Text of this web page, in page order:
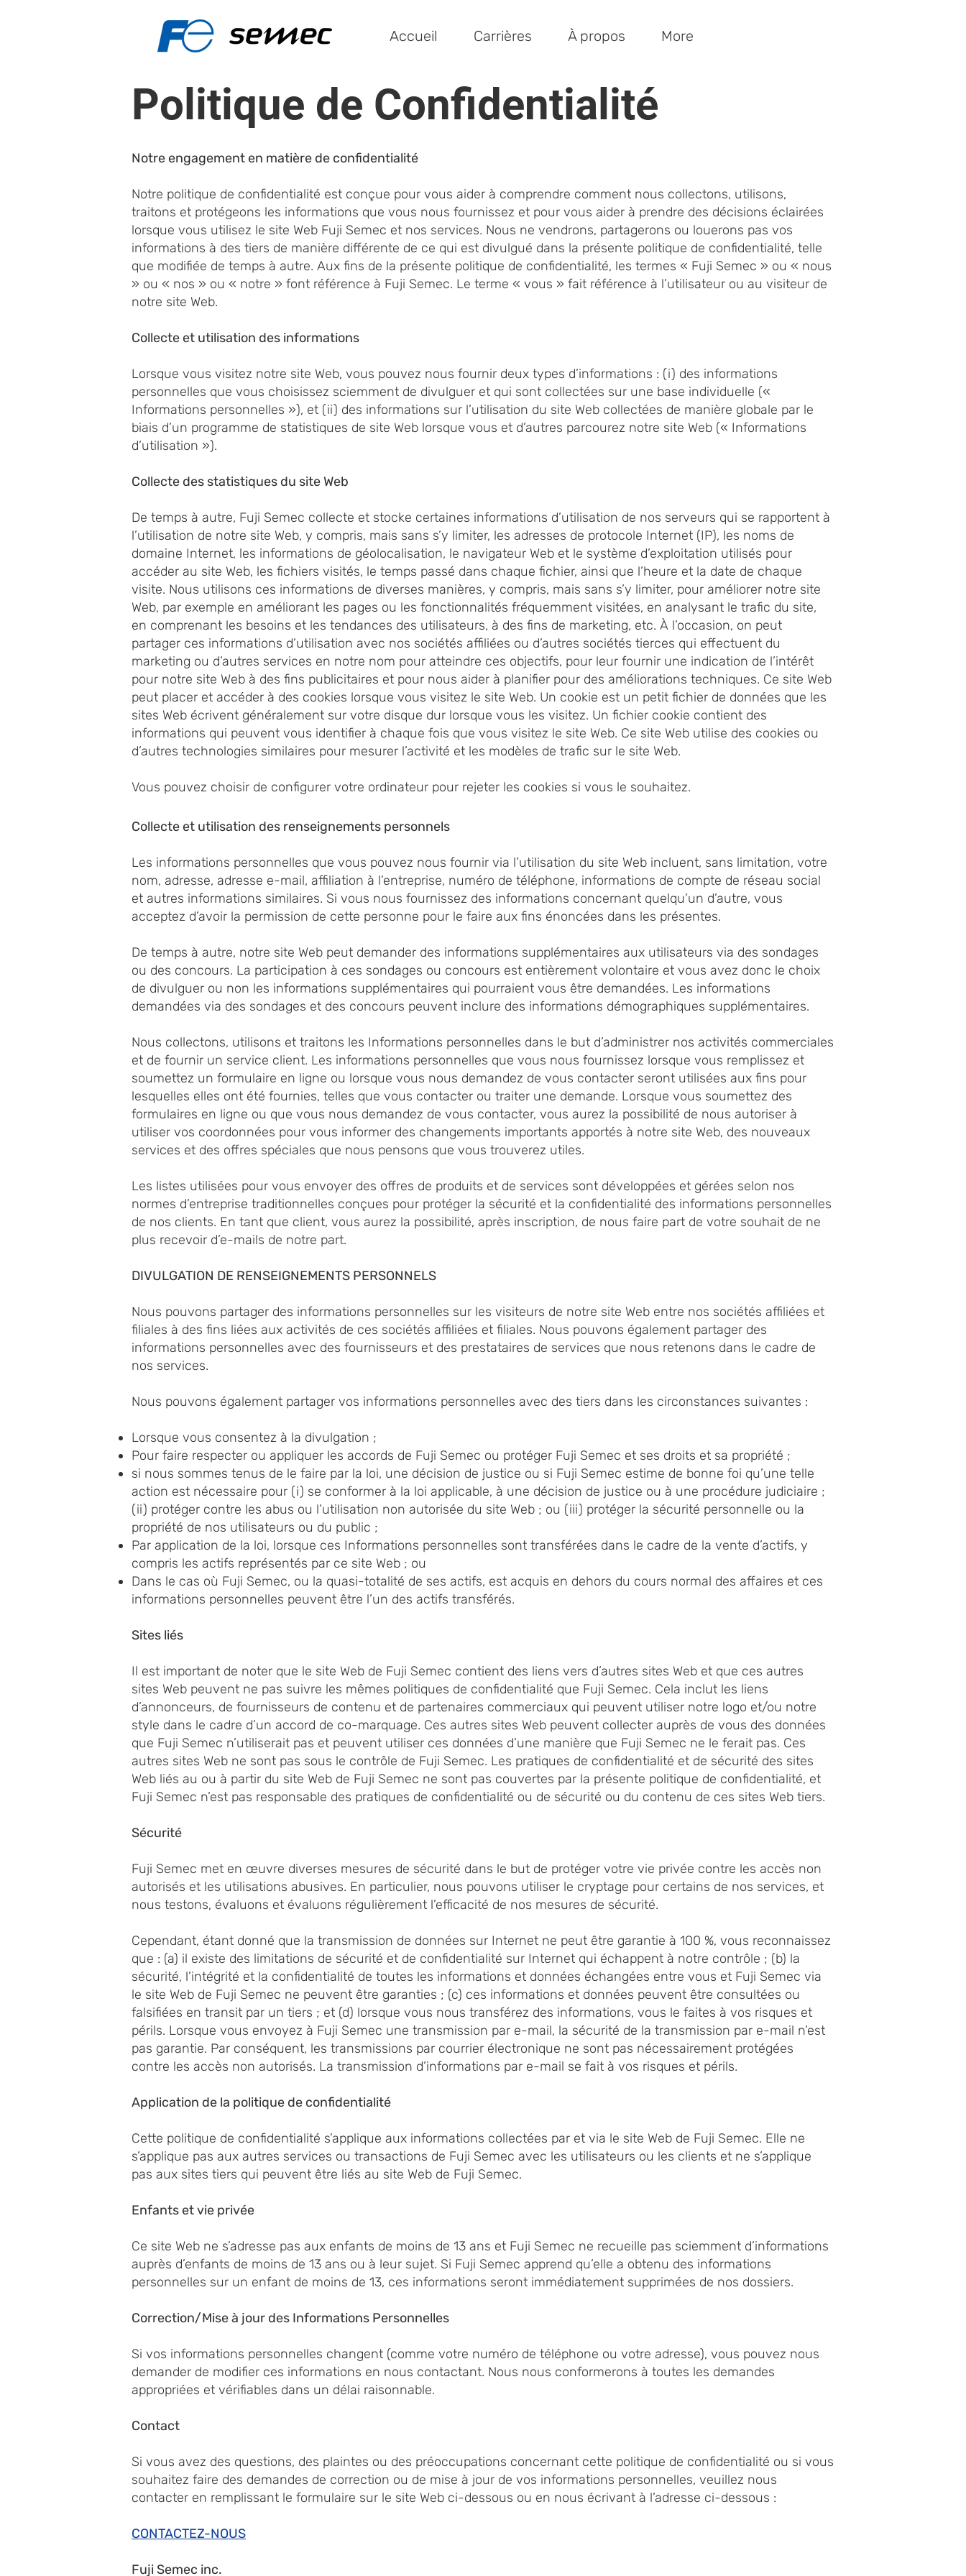
Accueil Carrières À propos More
Politique de Confidentialité
Notre engagement en matière de confidentialité
Notre politique de confidentialité est conçue pour vous aider à comprendre comment nous collectons, utilisons,
traitons et protégeons les informations que vous nous fournissez et pour vous aider à prendre des décisions éclairées
lorsque vous utilisez le site Web Fuji Semec et nos services. Nous ne vendrons, partagerons ou louerons pas vos
informations à des tiers de manière différente de ce qui est divulgué dans la présente politique de confidentialité, telle
que modifiée de temps à autre. Aux fins de la présente politique de confidentialité, les termes « Fuji Semec » ou « nous
» ou « nos » ou « notre » font référence à Fuji Semec. Le terme « vous » fait référence à l’utilisateur ou au visiteur de
notre site Web.
Collecte et utilisation des informations
Lorsque vous visitez notre site Web, vous pouvez nous fournir deux types d’informations : (i) des informations
personnelles que vous choisissez sciemment de divulguer et qui sont collectées sur une base individuelle («
Informations personnelles »), et (ii) des informations sur l’utilisation du site Web collectées de manière globale par le
biais d’un programme de statistiques de site Web lorsque vous et d’autres parcourez notre site Web (« Informations
d’utilisation »).
Collecte des statistiques du site Web
De temps à autre, Fuji Semec collecte et stocke certaines informations d’utilisation de nos serveurs qui se rapportent à
l’utilisation de notre site Web, y compris, mais sans s’y limiter, les adresses de protocole Internet (IP), les noms de
domaine Internet, les informations de géolocalisation, le navigateur Web et le système d’exploitation utilisés pour
accéder au site Web, les fichiers visités, le temps passé dans chaque fichier, ainsi que l’heure et la date de chaque
visite. Nous utilisons ces informations de diverses manières, y compris, mais sans s’y limiter, pour améliorer notre site
Web, par exemple en améliorant les pages ou les fonctionnalités fréquemment visitées, en analysant le trafic du site,
en comprenant les besoins et les tendances des utilisateurs, à des fins de marketing, etc. À l’occasion, on peut
partager ces informations d’utilisation avec nos sociétés affiliées ou d’autres sociétés tierces qui effectuent du
marketing ou d’autres services en notre nom pour atteindre ces objectifs, pour leur fournir une indication de l’intérêt
pour notre site Web à des fins publicitaires et pour nous aider à planifier pour des améliorations techniques. Ce site Web
peut placer et accéder à des cookies lorsque vous visitez le site Web. Un cookie est un petit fichier de données que les
sites Web écrivent généralement sur votre disque dur lorsque vous les visitez. Un fichier cookie contient des
informations qui peuvent vous identifier à chaque fois que vous visitez le site Web. Ce site Web utilise des cookies ou
d’autres technologies similaires pour mesurer l’activité et les modèles de trafic sur le site Web.
Vous pouvez choisir de configurer votre ordinateur pour rejeter les cookies si vous le souhaitez.
Collecte et utilisation des renseignements personnels
Les informations personnelles que vous pouvez nous fournir via l’utilisation du site Web incluent, sans limitation, votre
nom, adresse, adresse e-mail, affiliation à l’entreprise, numéro de téléphone, informations de compte de réseau social
et autres informations similaires. Si vous nous fournissez des informations concernant quelqu’un d’autre, vous
acceptez d’avoir la permission de cette personne pour le faire aux fins énoncées dans les présentes.
De temps à autre, notre site Web peut demander des informations supplémentaires aux utilisateurs via des sondages
ou des concours. La participation à ces sondages ou concours est entièrement volontaire et vous avez donc le choix
de divulguer ou non les informations supplémentaires qui pourraient vous être demandées. Les informations
demandées via des sondages et des concours peuvent inclure des informations démographiques supplémentaires.
Nous collectons, utilisons et traitons les Informations personnelles dans le but d’administrer nos activités commerciales
et de fournir un service client. Les informations personnelles que vous nous fournissez lorsque vous remplissez et
soumettez un formulaire en ligne ou lorsque vous nous demandez de vous contacter seront utilisées aux fins pour
lesquelles elles ont été fournies, telles que vous contacter ou traiter une demande. Lorsque vous soumettez des
formulaires en ligne ou que vous nous demandez de vous contacter, vous aurez la possibilité de nous autoriser à
utiliser vos coordonnées pour vous informer des changements importants apportés à notre site Web, des nouveaux
services et des offres spéciales que nous pensons que vous trouverez utiles.
Les listes utilisées pour vous envoyer des offres de produits et de services sont développées et gérées selon nos
normes d’entreprise traditionnelles conçues pour protéger la sécurité et la confidentialité des informations personnelles
de nos clients. En tant que client, vous aurez la possibilité, après inscription, de nous faire part de votre souhait de ne
plus recevoir d’e-mails de notre part.
DIVULGATION DE RENSEIGNEMENTS PERSONNELS
Nous pouvons partager des informations personnelles sur les visiteurs de notre site Web entre nos sociétés affiliées et
filiales à des fins liées aux activités de ces sociétés affiliées et filiales. Nous pouvons également partager des
informations personnelles avec des fournisseurs et des prestataires de services que nous retenons dans le cadre de
nos services.
Nous pouvons également partager vos informations personnelles avec des tiers dans les circonstances suivantes :
Lorsque vous consentez à la divulgation ;
Pour faire respecter ou appliquer les accords de Fuji Semec ou protéger Fuji Semec et ses droits et sa propriété ;
si nous sommes tenus de le faire par la loi, une décision de justice ou si Fuji Semec estime de bonne foi qu’une telle
action est nécessaire pour (i) se conformer à la loi applicable, à une décision de justice ou à une procédure judiciaire ;
(ii) protéger contre les abus ou l’utilisation non autorisée du site Web ; ou (iii) protéger la sécurité personnelle ou la
propriété de nos utilisateurs ou du public ;
Par application de la loi, lorsque ces Informations personnelles sont transférées dans le cadre de la vente d’actifs, y
compris les actifs représentés par ce site Web ; ou
Dans le cas où Fuji Semec, ou la quasi-totalité de ses actifs, est acquis en dehors du cours normal des affaires et ces
informations personnelles peuvent être l’un des actifs transférés.
Sites liés
Il est important de noter que le site Web de Fuji Semec contient des liens vers d’autres sites Web et que ces autres
sites Web peuvent ne pas suivre les mêmes politiques de confidentialité que Fuji Semec. Cela inclut les liens
d’annonceurs, de fournisseurs de contenu et de partenaires commerciaux qui peuvent utiliser notre logo et/ou notre
style dans le cadre d’un accord de co-marquage. Ces autres sites Web peuvent collecter auprès de vous des données
que Fuji Semec n’utiliserait pas et peuvent utiliser ces données d’une manière que Fuji Semec ne le ferait pas. Ces
autres sites Web ne sont pas sous le contrôle de Fuji Semec. Les pratiques de confidentialité et de sécurité des sites
Web liés au ou à partir du site Web de Fuji Semec ne sont pas couvertes par la présente politique de confidentialité, et
Fuji Semec n’est pas responsable des pratiques de confidentialité ou de sécurité ou du contenu de ces sites Web tiers.
Sécurité
Fuji Semec met en œuvre diverses mesures de sécurité dans le but de protéger votre vie privée contre les accès non
autorisés et les utilisations abusives. En particulier, nous pouvons utiliser le cryptage pour certains de nos services, et
nous testons, évaluons et évaluons régulièrement l’efficacité de nos mesures de sécurité.
Cependant, étant donné que la transmission de données sur Internet ne peut être garantie à 100 %, vous reconnaissez
que : (a) il existe des limitations de sécurité et de confidentialité sur Internet qui échappent à notre contrôle ; (b) la
sécurité, l’intégrité et la confidentialité de toutes les informations et données échangées entre vous et Fuji Semec via
le site Web de Fuji Semec ne peuvent être garanties ; (c) ces informations et données peuvent être consultées ou
falsifiées en transit par un tiers ; et (d) lorsque vous nous transférez des informations, vous le faites à vos risques et
périls. Lorsque vous envoyez à Fuji Semec une transmission par e-mail, la sécurité de la transmission par e-mail n’est
pas garantie. Par conséquent, les transmissions par courrier électronique ne sont pas nécessairement protégées
contre les accès non autorisés. La transmission d’informations par e-mail se fait à vos risques et périls.
Application de la politique de confidentialité
Cette politique de confidentialité s’applique aux informations collectées par et via le site Web de Fuji Semec. Elle ne
s’applique pas aux autres services ou transactions de Fuji Semec avec les utilisateurs ou les clients et ne s’applique
pas aux sites tiers qui peuvent être liés au site Web de Fuji Semec.
Enfants et vie privée
Ce site Web ne s’adresse pas aux enfants de moins de 13 ans et Fuji Semec ne recueille pas sciemment d’informations
auprès d’enfants de moins de 13 ans ou à leur sujet. Si Fuji Semec apprend qu’elle a obtenu des informations
personnelles sur un enfant de moins de 13, ces informations seront immédiatement supprimées de nos dossiers.
Correction/Mise à jour des Informations Personnelles
Si vos informations personnelles changent (comme votre numéro de téléphone ou votre adresse), vous pouvez nous
demander de modifier ces informations en nous contactant. Nous nous conformerons à toutes les demandes
appropriées et vérifiables dans un délai raisonnable.
Contact
Si vous avez des questions, des plaintes ou des préoccupations concernant cette politique de confidentialité ou si vous
souhaitez faire des demandes de correction ou de mise à jour de vos informations personnelles, veuillez nous
contacter en remplissant le formulaire sur le site Web ci-dessous ou en nous écrivant à l’adresse ci-dessous :
CONTACTEZ-NOUS
Fuji Semec inc.